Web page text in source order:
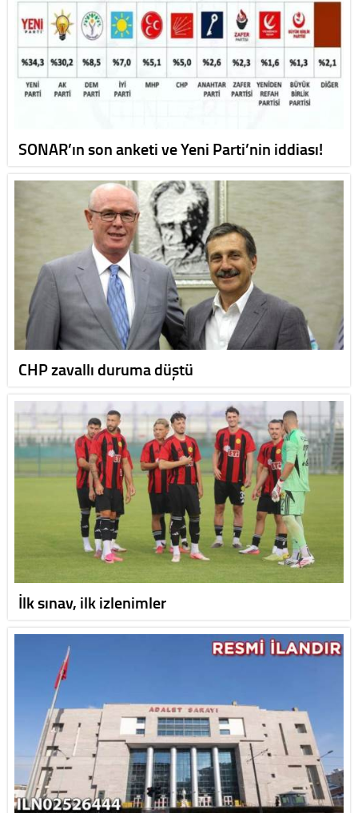
SONAR’ın son anketi ve Yeni Parti’nin iddiası!
CHP zavallı duruma düştü
İlk sınav, ilk izlenimler